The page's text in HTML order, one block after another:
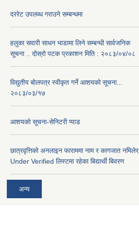
दररेट उपलब्ध गराउने सम्बन्धमा
हलुका सवारी साधन भाडामा लिने सम्बन्धी सार्वजनिक
सूचना .. दोस्रो पटक प्रकाशन मिति : २०८३/०४/०८
विद्युतीय बोलपत्र स्वीकृत गर्ने आशयको सूचना...
२०८३/०३/१७
आशयको सूचना-सेनिटरी प्याड
छात्रवृत्तिको अनलाइन फाराममा नाम र कागजात नमिलेर
Under Verified लिस्टमा रहेका बिद्यार्थी बिवरण
अन्य